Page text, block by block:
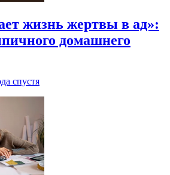
жизнь жертвы в ад»:
домашнего
спустя